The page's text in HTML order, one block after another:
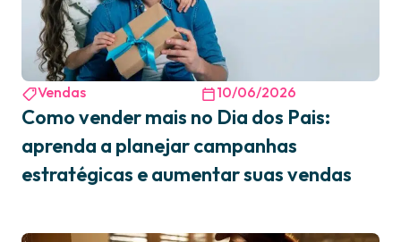
Vendas 10/06/2026
Como vender mais no Dia dos Pais:
aprenda a planejar campanhas
estratégicas e aumentar suas vendas